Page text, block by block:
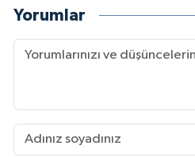
Yorumlar